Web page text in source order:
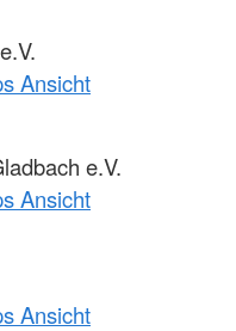
Ansicht
e.V.
Ansicht
Ansicht